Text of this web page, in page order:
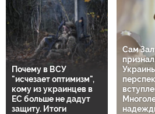
Почему в ВСУ
"исчезает оптимизм",
кому из украинцев в
ЕС больше не дадут
защиту. Итоги
Сам